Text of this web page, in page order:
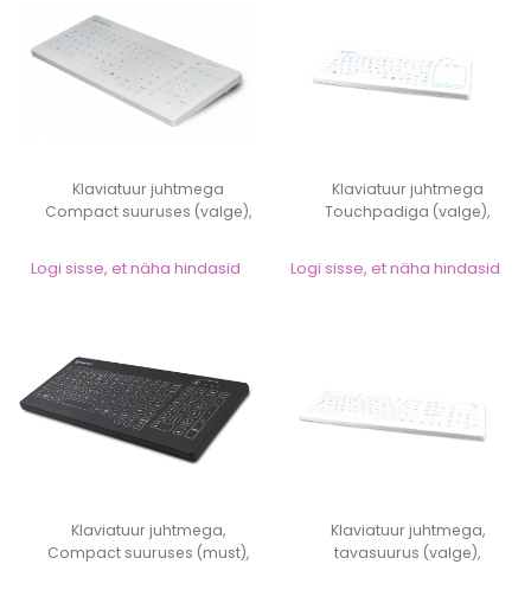
Klaviatuur juhtmega
Compact suuruses (valge),
Logi sisse, et näha hindasid
Klaviatuur juhtmega
Touchpadiga (valge),
Logi sisse, et näha hindasid
Klaviatuur juhtmega,
Compact suuruses (must),
Klaviatuur juhtmega,
tavasuurus (valge),